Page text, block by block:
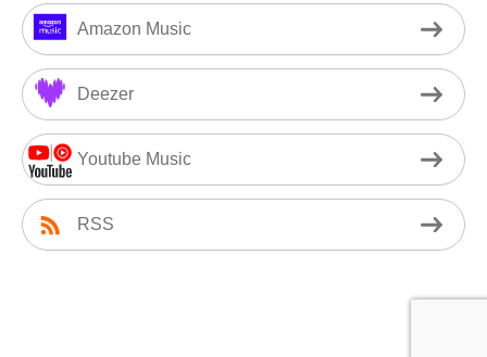
Amazon Music
Deezer
Youtube Music
RSS